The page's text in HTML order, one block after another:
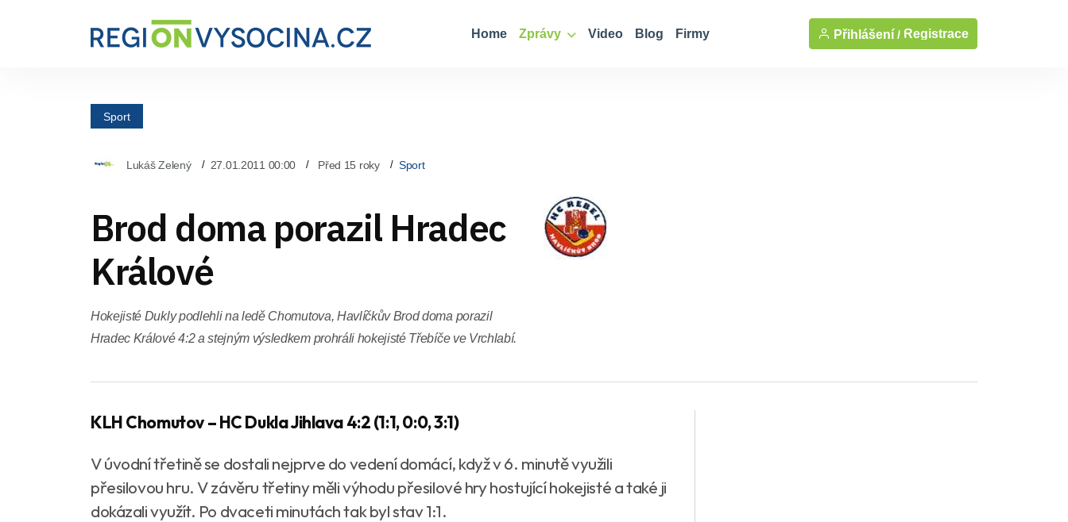
Home Zprávy Video Blog Firmy Přihlášení / Registrace
Sport
Lukáš Zelený 27.01.2011 00:00 Před 15 roky Sport
Brod doma porazil Hradec
Králové
Hokejisté Dukly podlehli na ledě Chomutova, Havlíčkův Brod doma porazil
Hradec Králové 4:2 a stejným výsledkem prohráli hokejisté Třebíče ve Vrchlabí.
KLH Chomutov – HC Dukla Jihlava 4:2 (1:1, 0:0, 3:1)
V úvodní třetině se dostali nejprve do vedení domácí, když v 6. minutě využili
přesilovou hru. V závěru třetiny měli výhodu přesilové hry hostující hokejisté a také ji
dokázali využít. Po dvaceti minutách tak byl stav 1:1.